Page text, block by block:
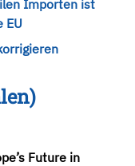
Importen ist
EU
Future in